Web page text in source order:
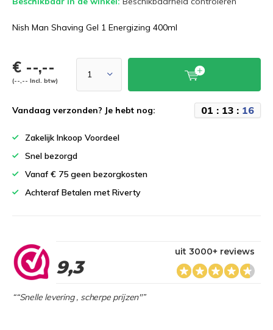
Nish Man Shaving Gel 1 Energizing 400ml
€ --,--
(--,-- Incl. btw)
Vandaag verzonden? Je hebt nog: 01 : 13 : 15
Zakelijk Inkoop Voordeel
Snel bezorgd
Vanaf € 75 geen bezorgkosten
Achteraf Betalen met Riverty
9,3
uit 3000+ reviews
““Snelle levering , scherpe prijzen"”